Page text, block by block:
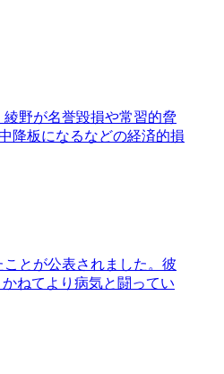
野が名誉毀損や常習的脅
降板になるなどの経済的損
とが公表されました。彼
ねてより病気と闘ってい